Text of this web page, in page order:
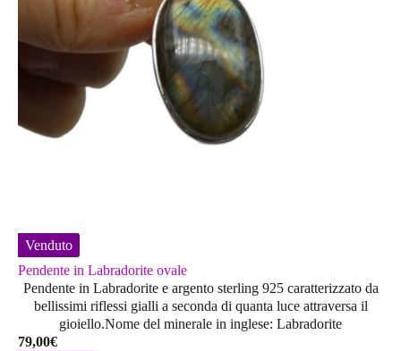
Venduto
Pendente in Labradorite ovale
Pendente in Labradorite e argento sterling 925 caratterizzato da
bellissimi riflessi gialli a seconda di quanta luce attraversa il
gioiello.Nome del minerale in inglese: Labradorite
79,00€